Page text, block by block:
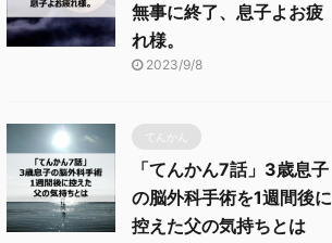
無事に終了、息子よお疲
れ様。
2023/9/8
てんかん
「てんかん7話」3歳息子
の脳外科手術を1週間後に
控えた父の気持ちとは